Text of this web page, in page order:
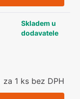
Skladem u
dodavatele
za 1 ks bez DPH